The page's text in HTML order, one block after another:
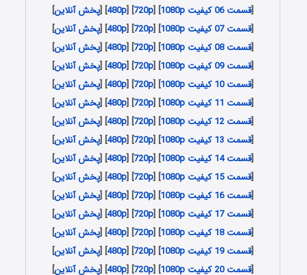
[قسمت 06 کیفیت 1080p ] [
720p
] [
480p
] [پخش آنلاین]
[قسمت 07 کیفیت 1080p ] [
720p
] [
480p
] [پخش آنلاین]
[قسمت 08 کیفیت 1080p ] [
720p
] [
480p
] [پخش آنلاین]
[قسمت 09 کیفیت 1080p ] [
720p
] [
480p
] [پخش آنلاین]
[قسمت 10 کیفیت 1080p ] [
720p
] [
480p
] [پخش آنلاین]
[قسمت 11 کیفیت 1080p ] [
720p
] [
480p
] [پخش آنلاین]
[قسمت 12 کیفیت 1080p ] [
720p
] [
480p
] [پخش آنلاین]
[قسمت 13 کیفیت 1080p ] [
720p
] [
480p
] [پخش آنلاین]
[قسمت 14 کیفیت 1080p ] [
720p
] [
480p
] [پخش آنلاین]
[قسمت 15 کیفیت 1080p ] [
720p
] [
480p
] [پخش آنلاین]
[قسمت 16 کیفیت 1080p ] [
720p
] [
480p
] [پخش آنلاین]
[قسمت 17 کیفیت 1080p ] [
720p
] [
480p
] [پخش آنلاین]
[قسمت 18 کیفیت 1080p ] [
720p
] [
480p
] [پخش آنلاین]
[قسمت 19 کیفیت 1080p ] [
720p
] [
480p
] [پخش آنلاین]
[قسمت 20 کیفیت 1080p ] [
720p
] [
480p
] [پخش آنلاین]